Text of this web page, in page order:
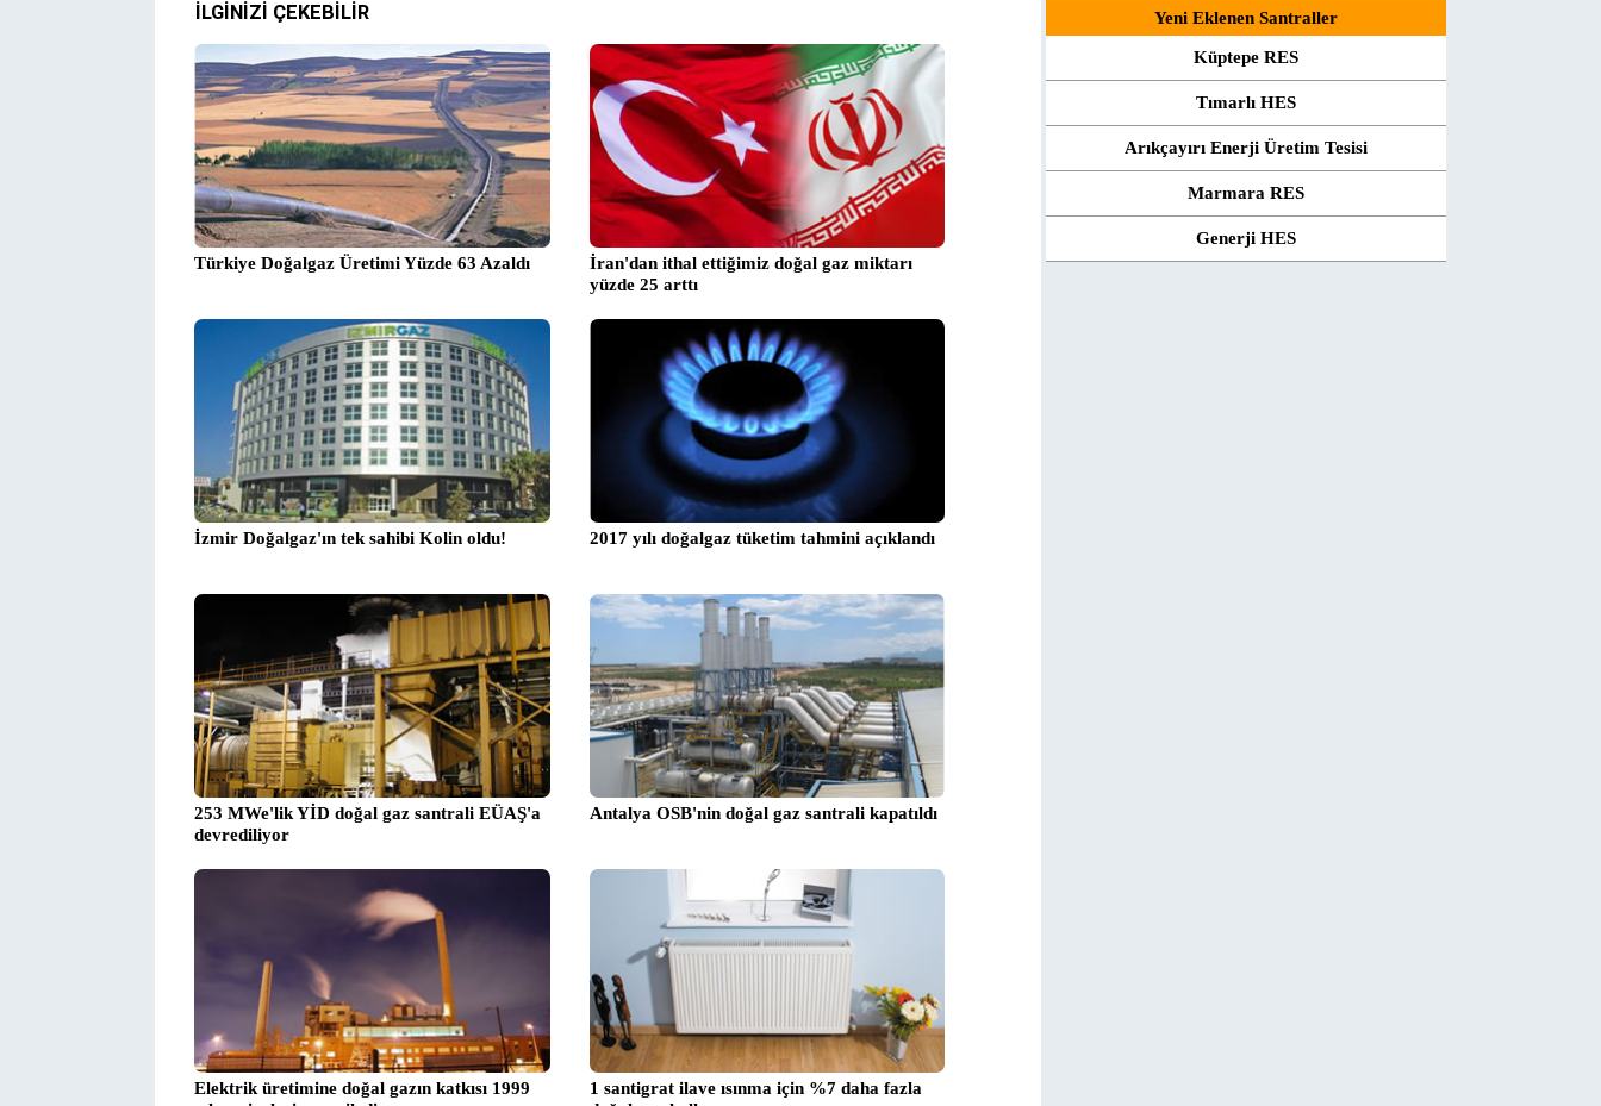
İLGİNİZİ ÇEKEBİLİR
Türkiye Doğalgaz Üretimi Yüzde 63 Azaldı
İran'dan ithal ettiğimiz doğal gaz miktarı
yüzde 25 arttı
İzmir Doğalgaz'ın tek sahibi Kolin oldu! 2017 yılı doğalgaz tüketim tahmini açıklandı
253 MWe'lik YİD doğal gaz santrali EÜAŞ'a
devrediliyor
Antalya OSB'nin doğal gaz santrali kapatıldı
Elektrik üretimine doğal gazın katkısı 1999
1 santigrat ilave ısınma için %7 daha fazla
Yeni Eklenen Santraller
Küptepe RES
Tımarlı HES
Arıkçayırı Enerji Üretim Tesisi
Marmara RES
Generji HES